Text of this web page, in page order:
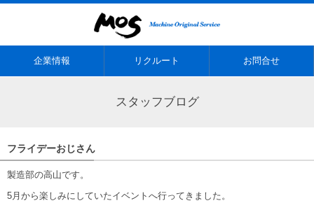
企業情報 リクルート お問合せ
スタッフブログ
フライデーおじさん
製造部の高山です。
5月から楽しみにしていたイベントへ行ってきました。